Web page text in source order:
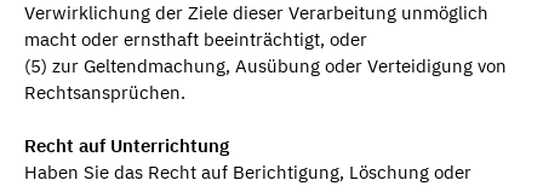
Verwirklichung der Ziele dieser Verarbeitung unmöglich
macht oder ernsthaft beeinträchtigt, oder
(5) zur Geltendmachung, Ausübung oder Verteidigung von
Rechtsansprüchen.
Recht auf Unterrichtung
Haben Sie das Recht auf Berichtigung, Löschung oder